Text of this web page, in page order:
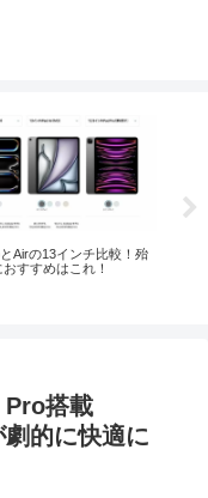
MacとiPadの組み合わ
プラスに変える！
Pro搭載
的に快適に